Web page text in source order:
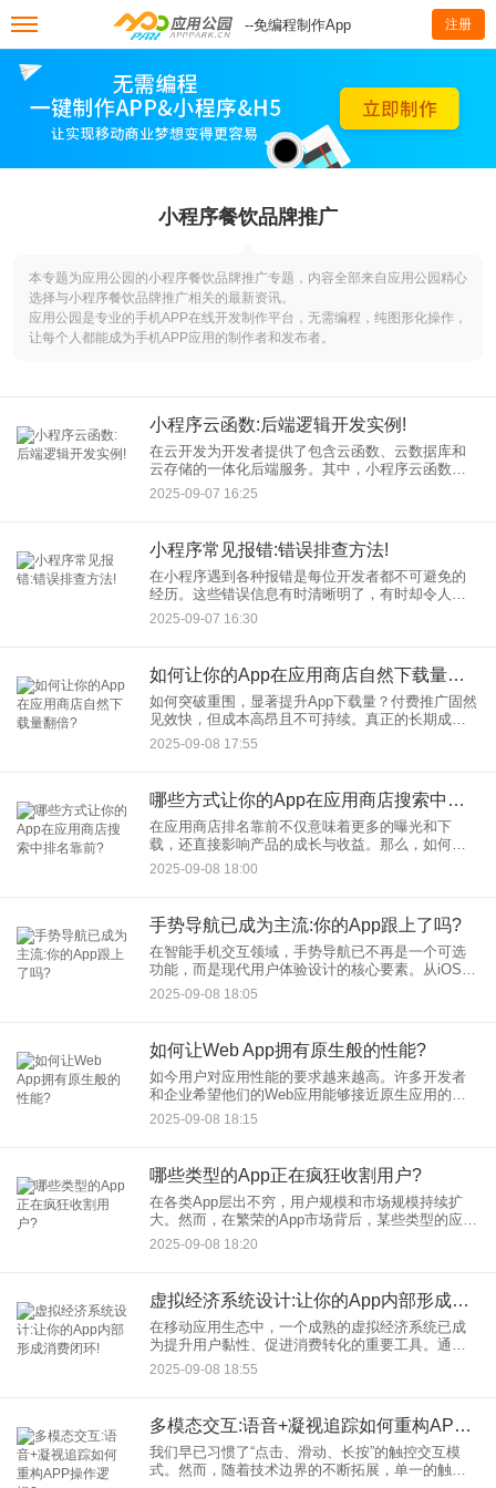
--免编程制作App 注册
小程序餐饮品牌推广
本专题为应用公园的小程序餐饮品牌推广专题，内容全部来自应用公园精心
选择与小程序餐饮品牌推广相关的最新资讯。
应用公园是专业的手机APP在线开发制作平台，无需编程，纯图形化操作，
让每个人都能成为手机APP应用的制作者和发布者。
小程序云函数:后端逻辑开发实例!
在云开发为开发者提供了包含云函数、云数据库和
云存储的一体化后端服务。其中，小程序云函数是
实现复杂后端逻辑的核心能力，它让开发者无需管
理和维护服务器，即可在云端运行代码，极大地降
2025-09-07 16:25
小程序常见报错:错误排查方法!
在小程序遇到各种报错是每位开发者都不可避免的
经历。这些错误信息有时清晰明了，有时却令人困
惑。本文将系统性地梳理一些小程序常见报错，并
为您提供一套高效实用的小程序错误排查方法，助
2025-09-07 16:30
如何让你的App在应用商店自然下载量翻倍?
如何突破重围，显著提升App下载量？付费推广固然
见效快，但成本高昂且不可持续。真正的长期成
功，依赖于稳定的自然流量。本文将分享五大经过
验证的策略，帮助您系统性地优化，从而让您在App
2025-09-08 17:55
哪些方式让你的App在应用商店搜索中排名靠前?
在应用商店排名靠前不仅意味着更多的曝光和下
载，还直接影响产品的成长与收益。那么，如何系
统而有效地提升App应用商店的搜索排名呢？本文将
2025-09-08 18:00
手势导航已成为主流:你的App跟上了吗?
在智能手机交互领域，手势导航已不再是一个可选
功能，而是现代用户体验设计的核心要素。从iOS和
Android系统级支持到各类主流App的广泛采用，手
势操作以其直观、流畅和沉浸式的特点，重新定义
2025-09-08 18:05
如何让Web App拥有原生般的性能?
如今用户对应用性能的要求越来越高。许多开发者
和企业希望他们的Web应用能够接近原生应用的性
能和体验。本文将深入探讨提升Web App性能，使
2025-09-08 18:15
哪些类型的App正在疯狂收割用户?
在各类App层出不穷，用户规模和市场规模持续扩
大。然而，在繁荣的App市场背后，某些类型的应用
正以惊人的速度吸引并占据用户时间与注意力，甚
至悄悄改变着人们的日常生活和消费习惯。那么，
2025-09-08 18:20
虚拟经济系统设计:让你的App内部形成消费闭环!
在移动应用生态中，一个成熟的虚拟经济系统已成
为提升用户黏性、促进消费转化的重要工具。通过
合理的虚拟经济系统设计，开发者能够在App内部构
建一个自循环的消费生态系统，使用户不仅愿意停
2025-09-08 18:55
多模态交互:语音+凝视追踪如何重构APP操作逻辑?
我们早已习惯了“点击、滑动、长按”的触控交互模
式。然而，随着技术边界的不断拓展，单一的触控